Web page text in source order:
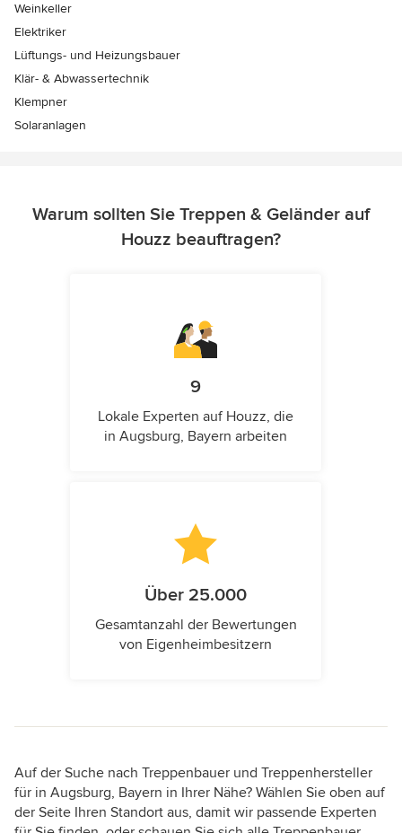
Weinkeller
Elektriker
Lüftungs- und Heizungsbauer
Klär- & Abwassertechnik
Klempner
Solaranlagen
Warum sollten Sie Treppen & Geländer auf
Houzz beauftragen?
9
Lokale Experten auf Houzz, die
in Augsburg, Bayern arbeiten
Über 25.000
Gesamtanzahl der Bewertungen
von Eigenheimbesitzern
Auf der Suche nach Treppenbauer und Treppenhersteller
für in Augsburg, Bayern in Ihrer Nähe? Wählen Sie oben auf
der Seite Ihren Standort aus, damit wir passende Experten